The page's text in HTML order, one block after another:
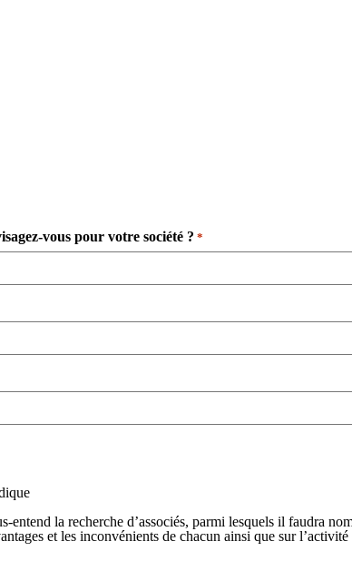
vous pour votre société ? *
entend la recherche d’associés, parmi lesquels il faudra
et les inconvénients de chacun ainsi que sur l’activité